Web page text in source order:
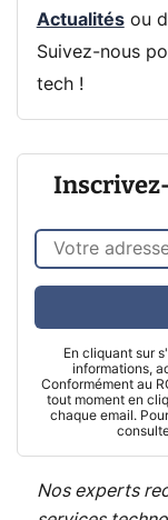
Actualitésou
Suivez-nous
tech !
En cliquant sur
informations,
Conformément au
tout moment en
chaque email.
Nos experts